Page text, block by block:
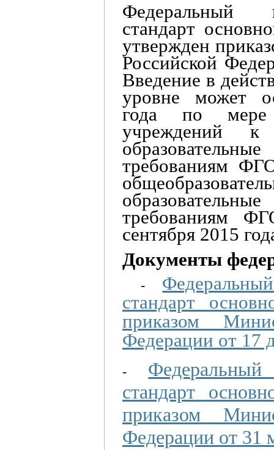
Федеральный
стандарт
утвержден
Российской
Введение в
уровне может
года по мере
учреждений
требованиям
требованиям
сентября 2015
Документы
-
стандарт
приказом
Федерации от 17
- Федеральный
стандарт
приказом
Федерации от 31